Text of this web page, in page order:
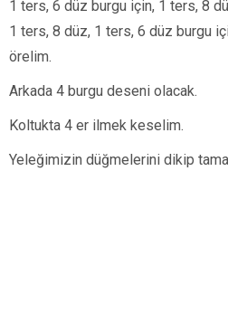
1 ters, 6 düz burgu için, 1 ters, 8
1 ters, 8 düz, 1 ters, 6 düz burgu
örelim.
Arkada 4 burgu deseni olacak.
Koltukta 4 er ilmek keselim.
Yeleğimizin düğmelerini dikip